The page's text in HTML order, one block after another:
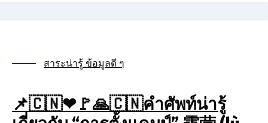
สาระน่ารู้ ข้อมูลดี ๆ
📌🇨🇳❤🚩🙏🇨🇳คำศัพท์น่ารู้